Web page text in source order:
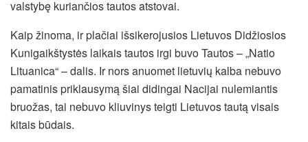
valstybę kuriančios tautos atstovai.
Kaip žinoma, ir plačiai išsikerojusios Lietuvos Didžiosios
Kunigaikštystės laikais tautos irgi buvo Tautos – „Natio
Lituanica“ – dalis. Ir nors anuomet lietuvių kalba nebuvo
pamatinis priklausymą šiai didingai Nacijai nulemiantis
bruožas, tai nebuvo kliuvinys teigti Lietuvos tautą visais
kitais būdais.